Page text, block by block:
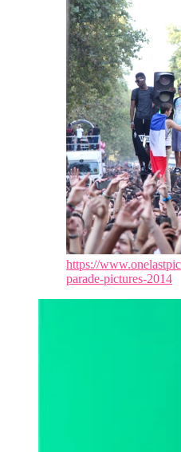
https://
parade-pictures-2014